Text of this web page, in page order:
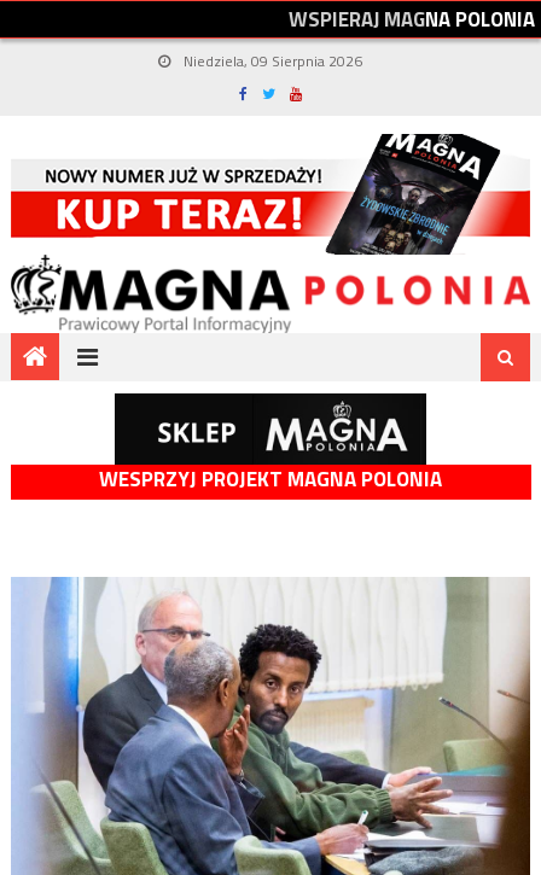
WSPIERAJMAGNAPOLONIA
Niedziela, 09 Sierpnia 2026
WESPRZYJ PROJEKT MAGNA POLONIA